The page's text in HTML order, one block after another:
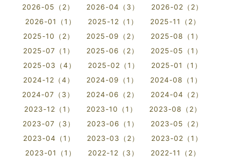
2026-05（2）
2026-04（3）
2026-02（2）
2026-01（1）
2025-12（1）
2025-11（2）
2025-10（2）
2025-09（2）
2025-08（1）
2025-07（1）
2025-06（2）
2025-05（1）
2025-03（4）
2025-02（1）
2025-01（1）
2024-12（4）
2024-09（1）
2024-08（1）
2024-07（3）
2024-06（2）
2024-04（2）
2023-12（1）
2023-10（1）
2023-08（2）
2023-07（3）
2023-06（1）
2023-05（2）
2023-04（1）
2023-03（2）
2023-02（1）
2023-01（1）
2022-12（3）
2022-11（2）